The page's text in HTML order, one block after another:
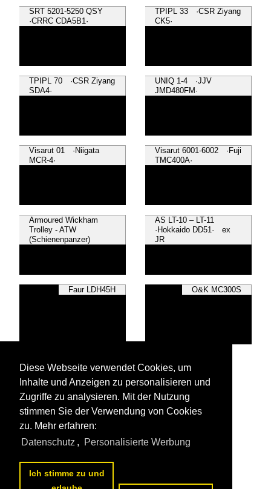
SRT 5201-5250 QSY
·CRRC CDA5B1·
TPIPL 33 ·CSR Ziyang
CK5·
TPIPL 70 ·CSR Ziyang
SDA4·
UNIQ 1-4 ·JJV
JMD480FM·
Visarut 01 ·Niigata
MCR-4·
Visarut 6001-6002 ·Fuji
TMC400A·
Armoured Wickham
Trolley - ATW
(Schienenpanzer)
AS LT-10 – LT-11
·Hokkaido DD51· ex
JR
Faur LDH45H O&K MC300S
Alle Fotos ausDieselloks
Die ersten Fotos ausDieselloks
Diese Webseite verwendet Cookies, um
Inhalte und Anzeigen zu personalisieren und
Zugriffe zu analysieren. Mit der Nutzung
stimmen Sie der Verwendung von Cookies
zu. Mehr erfahren:
Datenschutz , Personalisierte Werbung
Ich stimme zu und